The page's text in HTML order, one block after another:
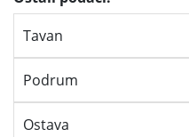
Tavan
Podrum
Ostava